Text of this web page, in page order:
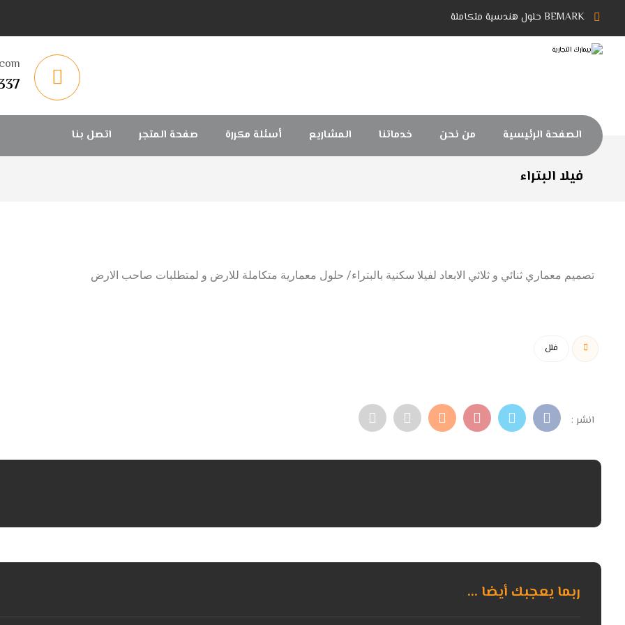
BEMARK حلول هندسية متكاملة
الصفحة الرئيسية من نحن خدماتنا المشاريع أسئلة مكررة صفحة المتجر اتصل بنا
فيلا البتراء
تصميم معماري ثنائي و ثلاثي الابعاد لفيلا سكنية بالبتراء/ حلول معمارية متكاملة للارض و لمتطلبات صاحب الارض
فلل
ربما يعجبك أيضا ...